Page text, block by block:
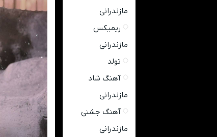
مازندرانی
ریمیکس
مازندرانی
تولد
آهنگ شاد
مازندرانی
آهنگ جشنی
مازندرانی